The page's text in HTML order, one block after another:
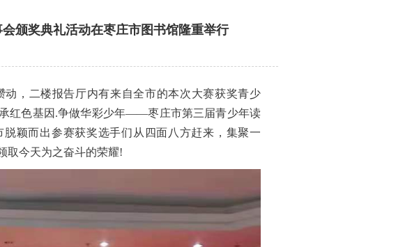
颁奖典礼活动在枣庄市图书馆隆重举行
二楼报告厅内有来自全市的本次大赛获奖青少
红色基因.争做华彩少年——枣庄市第三届青少年读
颖而出参赛获奖选手们从四面八方赶来，集聚一
取今天为之奋斗的荣耀!